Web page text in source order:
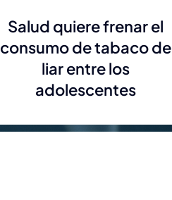
Salud quiere frenar el
consumo de tabaco de
liar entre los
adolescentes